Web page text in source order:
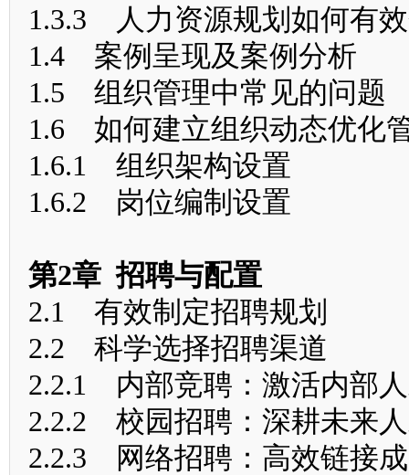
1.3.3 人力资源规划如何有
1.4 案例呈现及案例分析
1.5 组织管理中常见的问题
1.6 如何建立组织动态优化
1.6.1 组织架构设置
1.6.2 岗位编制设置
第2章 招聘与配置
2.1 有效制定招聘规划
2.2 科学选择招聘渠道
2.2.1 内部竞聘：激活内部
2.2.2 校园招聘：深耕未来
2.2.3 网络招聘：高效链接